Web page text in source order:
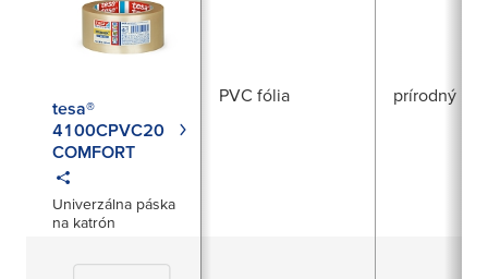
tesa®
4100CPVC20
COMFORT
Univerzálna páska
na katrón
PVC fólia prírodný